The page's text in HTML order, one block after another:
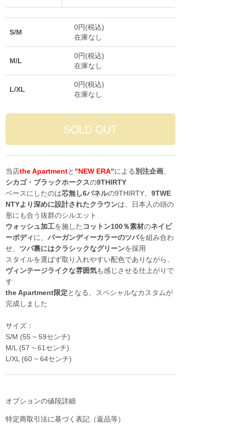
S/M
0円(税込)
在庫なし
M/L
0円(税込)
在庫なし
L/XL
0円(税込)
在庫なし
当店the Apartmentと "NEW ERA"による別注企画、
シカゴ・ブラックホークスの9THIRTY
ベースにしたのは芯無し6パネルの9THIRTY、 9TWE
NTYより深めに設計されたクラウンは、日本人の頭の
形にも合う抜群のシルエット
ウォッシュ加工を施した コットン100％素材のネイビ
ーボディに、 バーガンディーカラーのツバを組み合わ
せ、 ツバ裏にはクラシックなグリーンを採用
スタイルを選ばず取り入れやすい配色でありながら、
ヴィンテージライクな雰囲気も感じさせる仕上がりで
す
the Apartment限定となる、スペシャルなカスタムが
完成しました
サイズ：
S/M (55 ~ 59センチ)
M/L (57 ~ 61センチ)
L/XL (60 ~ 64センチ)
オプションの値段詳細
特定商取引法に基づく表記（返品等）